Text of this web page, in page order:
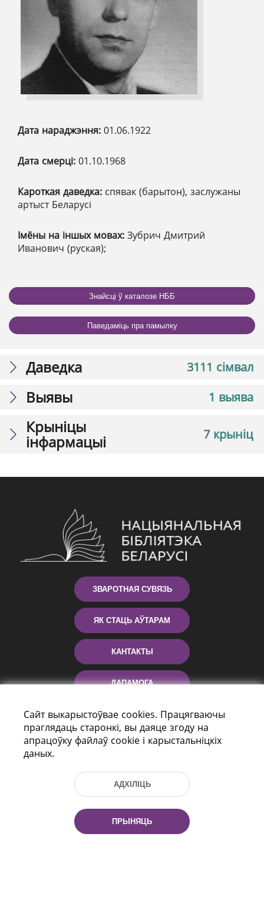
Дата нараджэння: 01.06.1922
Дата смерці: 01.10.1968
Кароткая даведка: спявак (барытон), заслужаны
артыст Беларусі
Імёны на іншых мовах: Зубрич Дмитрий
Иванович (руская);
Знайсці ў каталозе НББ
Паведаміць пра памылку
3111 сімвал
Даведка
1 выява
Выявы
7 крыніц
Крыніцы
інфармацыі
ЗВАРОТНАЯ СУВЯЗЬ
ЯК СТАЦЬ АЎТАРАМ
КАНТАКТЫ
ДАПАМОГА
праспект Незалежнасці 116
г. Мiнск, Рэспубліка Беларусь, 220114
Тэл.: (+375 17) 368 37 37, Факс: (+375 17)
Сайт выкарыстоўвае cookies. Працягваючы
праглядаць старонкі, вы даяце згоду на
апрацоўку файлаў cookie і карыстальніцкіх
даных.
АДХІЛІЦЬ
ПРЫНЯЦЬ